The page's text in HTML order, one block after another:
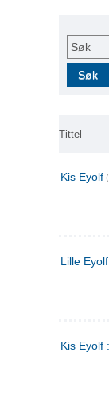
Søk
Søk
Tittel
Kis Eyolf
Lille Eyolf
Kis Eyolf